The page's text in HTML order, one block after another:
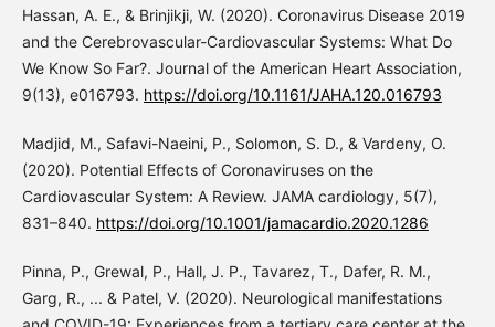
Hassan, A. E., & Brinjikji, W. (2020). Coronavirus Disease 2019
and the Cerebrovascular-Cardiovascular Systems: What Do
We Know So Far?. Journal of the American Heart Association,
9(13), e016793. https://doi.org/10.1161/JAHA.120.016793
Madjid, M., Safavi-Naeini, P., Solomon, S. D., & Vardeny, O.
(2020). Potential Effects of Coronaviruses on the
Cardiovascular System: A Review. JAMA cardiology, 5(7),
831–840. https://doi.org/10.1001/jamacardio.2020.1286
Pinna, P., Grewal, P., Hall, J. P., Tavarez, T., Dafer, R. M.,
Garg, R., ... & Patel, V. (2020). Neurological manifestations